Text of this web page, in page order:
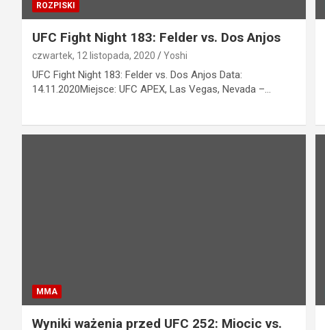
ROZPISKI
UFC Fight Night 183: Felder vs. Dos Anjos
czwartek, 12 listopada, 2020 Yoshi
UFC Fight Night 183: Felder vs. Dos Anjos Data:
14.11.2020Miejsce: UFC APEX, Las Vegas, Nevada –…
MMA
Wyniki ważenia przed UFC 252: Miocic vs.